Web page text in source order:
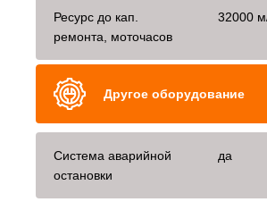
Ресурс до кап.
ремонта, моточасов
32000
Другое оборудование
Система аварийной
остановки
да